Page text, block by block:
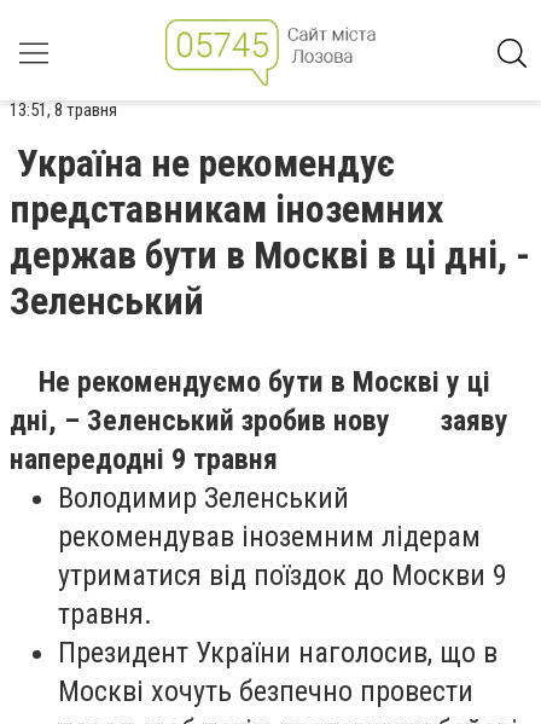
13:51, 8 травня
Україна не рекомендує
представникам іноземних
держав бути в Москві в ці дні, -
Зеленський
Не рекомендуємо бути в Москві у ці
дні, – Зеленський зробив нову заяву
напередодні 9 травня
Володимир Зеленський
рекомендував іноземним лідерам
утриматися від поїздок до Москви 9
травня.
Президент України наголосив, що в
Москві хочуть безпечно провести